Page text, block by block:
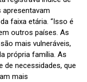
apresentavam
faixa etária. “Isso é
outros países. As
mais vulneráveis,
própria família. As
de necessidades, que
mais